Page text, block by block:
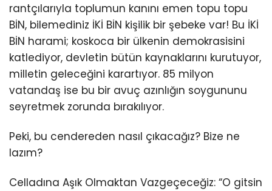
rantçılarıyla toplumun kanını emen topu topu
BİN, bilemediniz İKİ BİN kişilik bir şebeke var! Bu İKİ
BİN harami; koskoca bir ülkenin demokrasisini
katlediyor, devletin bütün kaynaklarını kurutuyor,
milletin geleceğini karartıyor. 85 milyon
vatandaş ise bu bir avuç azınlığın soygununu
seyretmek zorunda bırakılıyor.
Peki, bu cendereden nasıl çıkacağız? Bize ne
lazım?
Celladına Aşık Olmaktan Vazgeçeceğiz: “O gitsin